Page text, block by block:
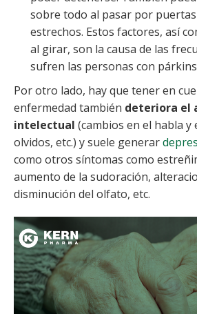
sobre todo al pasar por
estrechos. Estos factores, así
al girar, son la causa de las
sufren las personas con
Por otro lado, hay que tener en
enfermedad también deteriora el
intelectual (cambios en el habla y
olvidos, etc.) y suele generar
como otros síntomas como
aumento de la sudoración,
disminución del olfato, etc.